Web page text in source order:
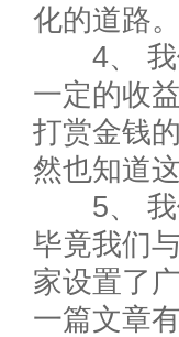
化的道路。
4、 我们
一定的收
打赏金钱
然也知道
5、 我们
毕竟我们
家设置了
一篇文章